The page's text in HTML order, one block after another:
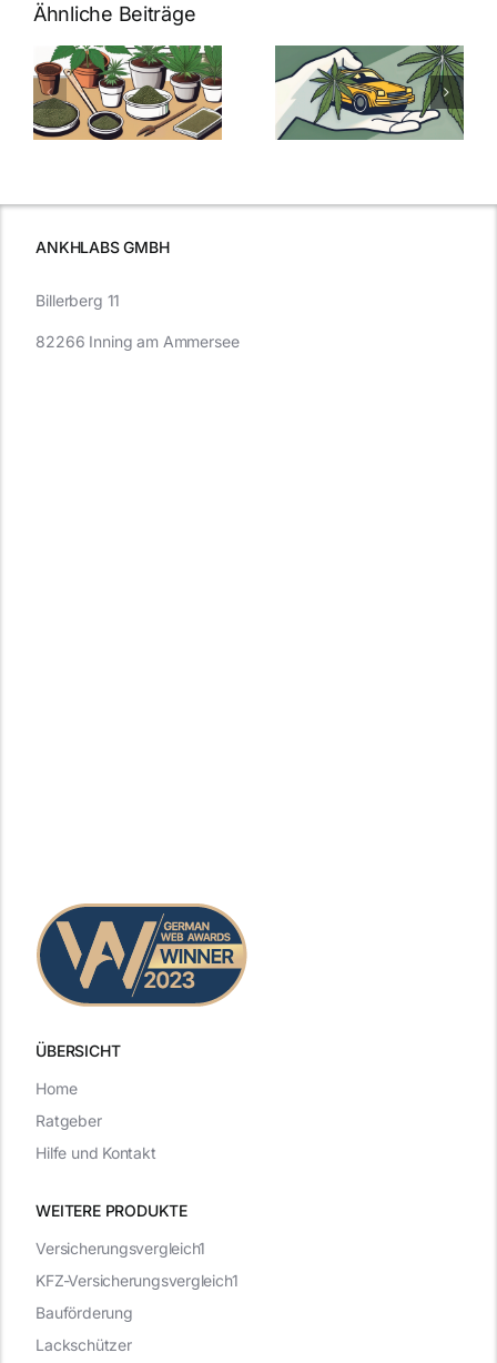
Ähnliche Beiträge
Neue THC-
Grenzwert-
Regelung:
Was Sie über
Cannabis und
müssen
Cannabis
Samen
kaufen: Alles
was Sie
ANKHLABS GMBH
ÜBERSICHT
WEITERE PRODUKTE
Billerberg 11
82266 Inning am Ammersee
Versicherungsvergleich1
KFZ-Versicherungsvergleich1
Bauförderung
Lackschützer
Home
Ratgeber
Hilfe und Kontakt